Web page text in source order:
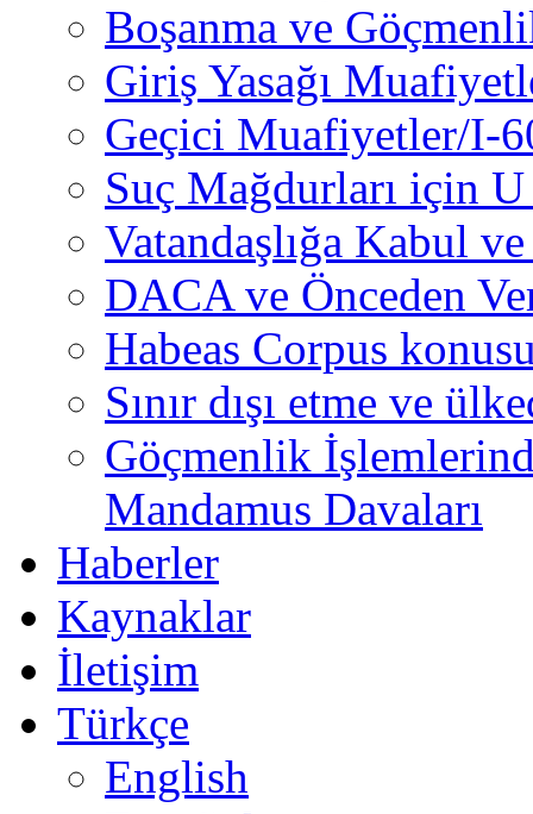
Boşanma ve
Giriş Yasağı
Geçici Muafiyetler/I-
Suç Mağdurları için
Vatandaşlığa Kabul
DACA ve Önceden
Habeas Corpus
Sınır dışı etme ve
Göçmenlik
Mandamus Davaları
Haberler
Kaynaklar
İletişim
Türkçe
English